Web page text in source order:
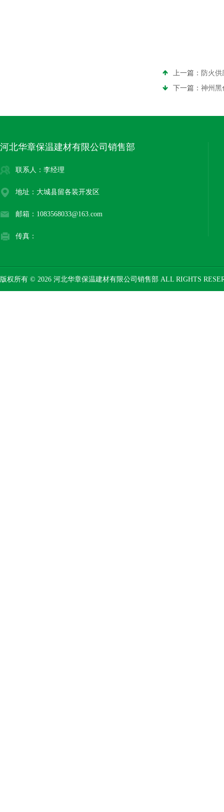
上一篇： 防火
下一篇： 神州黑
河北华章保温建材有限公司销售部
联系人：李经理
地址：大城县留各装开发区
邮箱：1083568033@163.com
传真：
版权所有 © 2026 河北华章保温建材有限公司销售部 ALL RIGHTS